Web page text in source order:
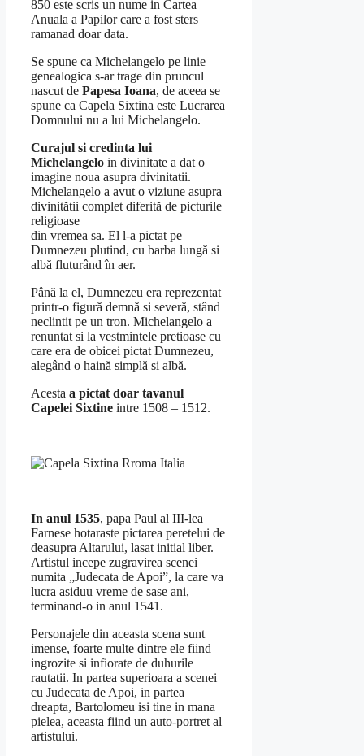
850 este scris un nume in Cartea
Anuala a Papilor care a fost sters
ramanad doar data.
Se spune ca Michelangelo pe linie
genealogica s-ar trage din pruncul
nascut de Papesa Ioana, de aceea se
spune ca Capela Sixtina este Lucrarea
Domnului nu a lui Michelangelo.
Curajul si credinta lui
Michelangelo in divinitate a dat o
imagine noua asupra divinitatii.
Michelangelo a avut o viziune asupra
divinitătii complet diferită de picturile
religioase
din vremea sa. El l-a pictat pe
Dumnezeu plutind, cu barba lungă si
albă fluturând în aer.
Până la el, Dumnezeu era reprezentat
printr-o figură demnă si severă, stând
neclintit pe un tron. Michelangelo a
renuntat si la vestmintele pretioase cu
care era de obicei pictat Dumnezeu,
alegând o haină simplă si albă.
Acesta a pictat doar tavanul
Capelei Sixtine intre 1508 – 1512.
In anul 1535, papa Paul al III-lea
Farnese hotaraste pictarea peretelui de
deasupra Altarului, lasat initial liber.
Artistul incepe zugravirea scenei
numita „Judecata de Apoi”, la care va
lucra asiduu vreme de sase ani,
terminand-o in anul 1541.
Personajele din aceasta scena sunt
imense, foarte multe dintre ele fiind
ingrozite si infiorate de duhurile
rautatii. In partea superioara a scenei
cu Judecata de Apoi, in partea
dreapta, Bartolomeu isi tine in mana
pielea, aceasta fiind un auto-portret al
artistului.